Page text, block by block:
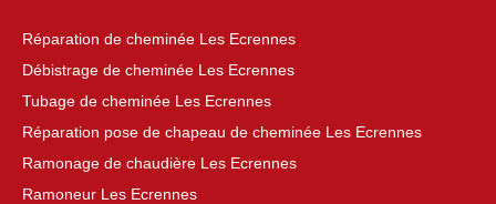
Réparation de cheminée Les Ecrennes
Débistrage de cheminée Les Ecrennes
Tubage de cheminée Les Ecrennes
Réparation pose de chapeau de cheminée Les Ecrennes
Ramonage de chaudière Les Ecrennes
Ramoneur Les Ecrennes